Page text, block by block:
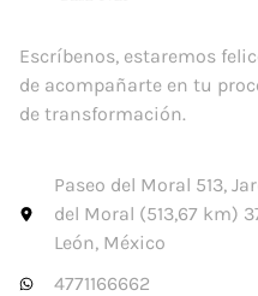
Escríbenos, estaremos
de acompañarte en tu
de transformación.
Paseo del Moral 513,
del Moral (513,67 km)
León, México
4771166662